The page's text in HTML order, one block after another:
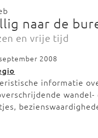
naar de
en vrije tijd
2008
informatie
wandel-